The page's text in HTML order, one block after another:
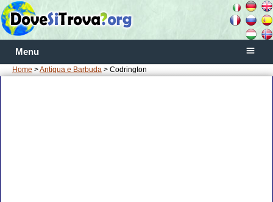
Menu
Home >Antigua e Barbuda > Codrington